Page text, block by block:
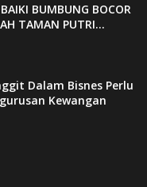
BUMBUNG BOCOR
TAMAN PUTRI...
Dalam Bisnes Perlu
Kewangan